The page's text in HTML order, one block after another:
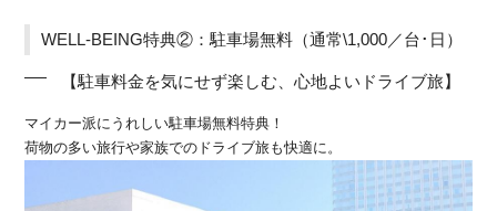
WELL-BEING特典②：駐車場無料（通常\1,000／台･日）
【駐車料金を気にせず楽しむ、心地よいドライブ旅】
マイカー派にうれしい駐車場無料特典！
荷物の多い旅行や家族でのドライブ旅も快適に。